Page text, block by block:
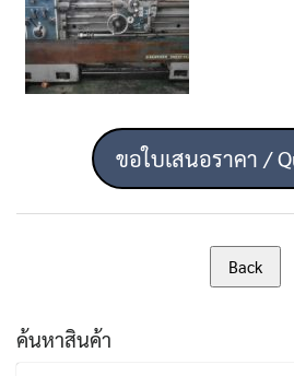
ขอใบเสนอราคา /
ค้นหาสินค้า